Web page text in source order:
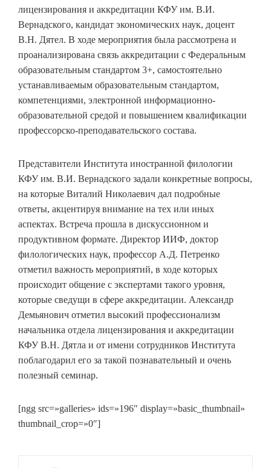
лицензирования и аккредитации КФУ им. В.И.
Вернадского, кандидат экономических наук, доцент
В.Н. Дятел. В ходе мероприятия была рассмотрена и
проанализирована связь аккредитации с Федеральным
образовательным стандартом 3+, самостоятельно
устанавливаемым образовательным стандартом,
компетенциями, электронной информационно-
образовательной средой и повышением квалификации
профессорско-преподавательского состава.
Представители Института иностранной филологии
КФУ им. В.И. Вернадского задали конкретные вопросы,
на которые Виталий Николаевич дал подробные
ответы, акцентируя внимание на тех или иных
аспектах. Встреча прошла в дискуссионном и
продуктивном формате. Директор ИИФ, доктор
филологических наук, профессор А.Д. Петренко
отметил важность мероприятий, в ходе которых
происходит общение с экспертами такого уровня,
которые сведущи в сфере аккредитации. Александр
Демьянович отметил высокий профессионализм
начальника отдела лицензирования и аккредитации
КФУ В.Н. Дятла и от имени сотрудников Института
поблагодарил его за такой познавательный и очень
полезный семинар.
[ngg src=»galleries» ids=»196″ display=»basic_thumbnail»
thumbnail_crop=»0″]